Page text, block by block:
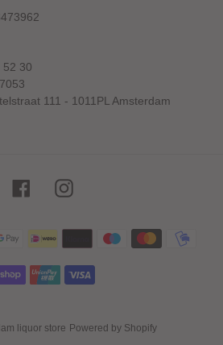
52 30
111 - 1011PL Amsterdam
FacebookInstagram
Betaalmethoden
liquor store Powered by Shopify